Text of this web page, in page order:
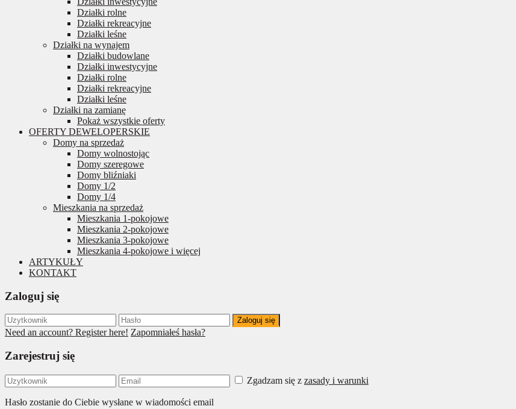
Działki rolne
Działki rekreacyjne
Działki leśne
Działki na wynajem
Działki budowlane
Działki inwestycyjne
Działki rolne
Działki rekreacyjne
Działki leśne
Działki na zamianę
Pokaż wszystkie oferty
OFERTY DEWELOPERSKIE
Domy na sprzedaż
Domy wolnostojąc
Domy szeregowe
Domy bliźniaki
Domy 1/2
Domy 1/4
Mieszkania na sprzedaż
Mieszkania 1-pokojowe
Mieszkania 2-pokojowe
Mieszkania 3-pokojowe
Mieszkania 4-pokojowe i więcej
ARTYKUŁY
KONTAKT
Zaloguj się
Zaloguj się
Need an account? Register here! Zapomniałeś hasła?
Zarejestruj się
Zgadzam się z zasady i warunki
Hasło zostanie do Ciebie wysłane w wiadomości email